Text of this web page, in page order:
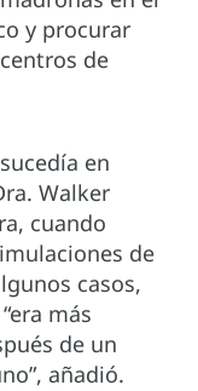
y procurar
de
en
Walker
cuando
de
casos,
más
de un
añadió.